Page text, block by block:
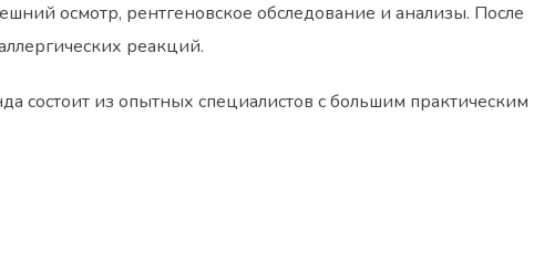
осмотр, рентгеновское обследование и анализы. После
реакций.
состоит из опытных специалистов с большим практическим